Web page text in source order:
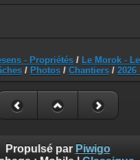
- Propriétés / Le Morok -
/ Photos / Chantiers / 2026
Propulsé par Piwigo